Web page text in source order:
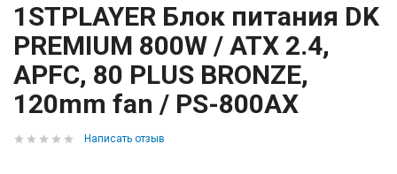
1STPLAYER Блок питания DK
PREMIUM 800W / ATX 2.4,
APFC, 80 PLUS BRONZE,
120mm fan / PS-800AX
Написать отзыв